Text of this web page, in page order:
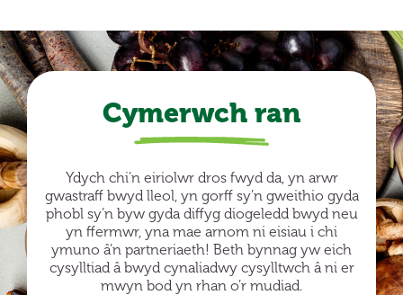
Cymerwch ran
Ydych chi’n eiriolwr dros fwyd da, yn arwr
gwastraff bwyd lleol, yn gorff sy’n gweithio gyda
phobl sy’n byw gyda diffyg diogeledd bwyd neu
yn ffermwr, yna mae arnom ni eisiau i chi
ymuno â’n partneriaeth! Beth bynnag yw eich
cysylltiad â bwyd cynaliadwy cysylltwch â ni er
mwyn bod yn rhan o’r mudiad.